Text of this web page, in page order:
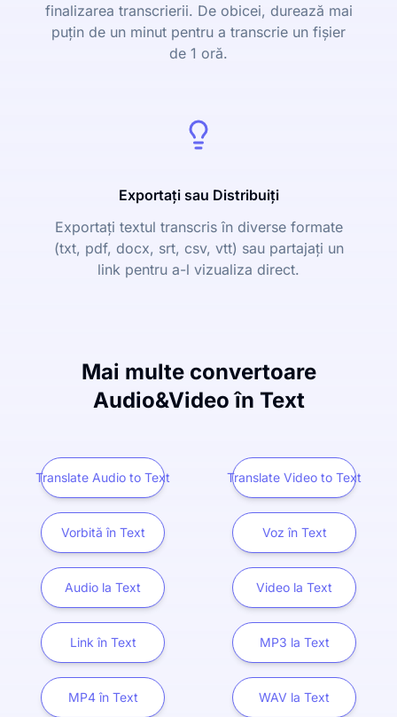
finalizarea transcrierii. De obicei, durează mai
puțin de un minut pentru a transcrie un fișier
de 1 oră.
Exportați sau Distribuiți
Exportați textul transcris în diverse formate
(txt, pdf, docx, srt, csv, vtt) sau partajați un
link pentru a-l vizualiza direct.
Mai multe convertoare
Audio&Video în Text
Translate Audio to Text Translate Video to Text
Vorbită în Text Voz în Text
Audio la Text Video la Text
Link în Text MP3 la Text
MP4 în Text WAV la Text